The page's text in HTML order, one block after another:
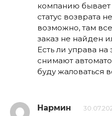
компанию бывает
статус возврата
возможно, там
заказ не найден
Есть ли управа на
снимают
буду жаловаться
Нармин